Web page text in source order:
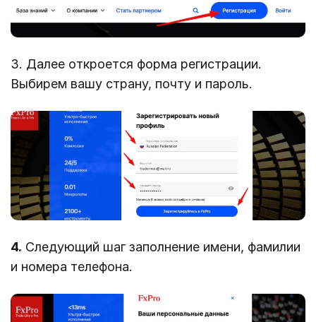
3. Далее откроется форма регистрации.
Выбирем вашу страну, почту и пароль.
4. Следующий шаг заполнение имени, фамилии
и номера телефона.